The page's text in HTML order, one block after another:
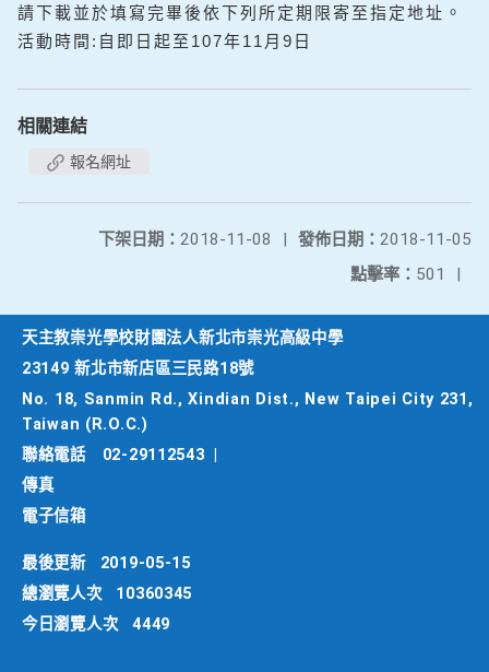
請下載並於填寫完畢後依下列所定期限寄至指定地址 。
活動時間:自即日起至107年11月9日
相關連結
報名網址
發佈日期： 2018-11-05
下架日期： 2018-11-08
|
點擊率： 501 |
天主教崇光學校財團法人新北市崇光高級中學
23149 新北市新店區三民路18號
No. 18, Sanmin Rd., Xindian Dist., New Taipei City 231,
Taiwan (R.O.C.)
聯絡電話
02-29112543
傳真
電子信箱
最後更新
2019-05-15
總瀏覽人次
10360345
今日瀏覽人次
4449